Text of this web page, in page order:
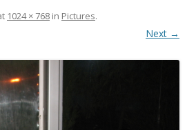
1024 × 768 in Pictures.
Next →